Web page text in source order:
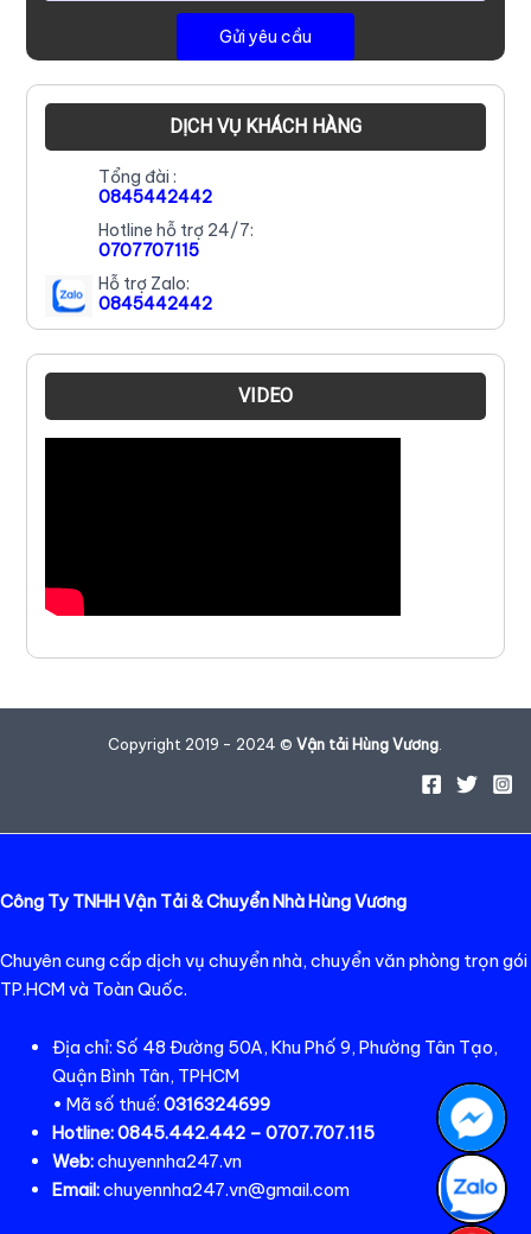
DỊCH VỤ KHÁCH HÀNG
Tổng đài :
0845442442
Hotline hỗ trợ 24/7:
0707707115
Hỗ trợ Zalo:
0845442442
VIDEO
Copyright 2019 - 2024 © Vận tải Hùng Vương.
Công Ty TNHH Vận Tải & Chuyển Nhà Hùng Vương
Chuyên cung cấp dịch vụ chuyển nhà, chuyển văn phòng trọn gói
TP.HCM và Toàn Quốc.
Địa chỉ: Số 48 Đường 50A, Khu Phố 9, Phường Tân Tạo,
Quận Bình Tân, TPHCM
• Mã số thuế: 0316324699
Hotline:0845.442.442 – 0707.707.115
Web:chuyennha247.vn
Email:chuyennha247.vn@gmail.com